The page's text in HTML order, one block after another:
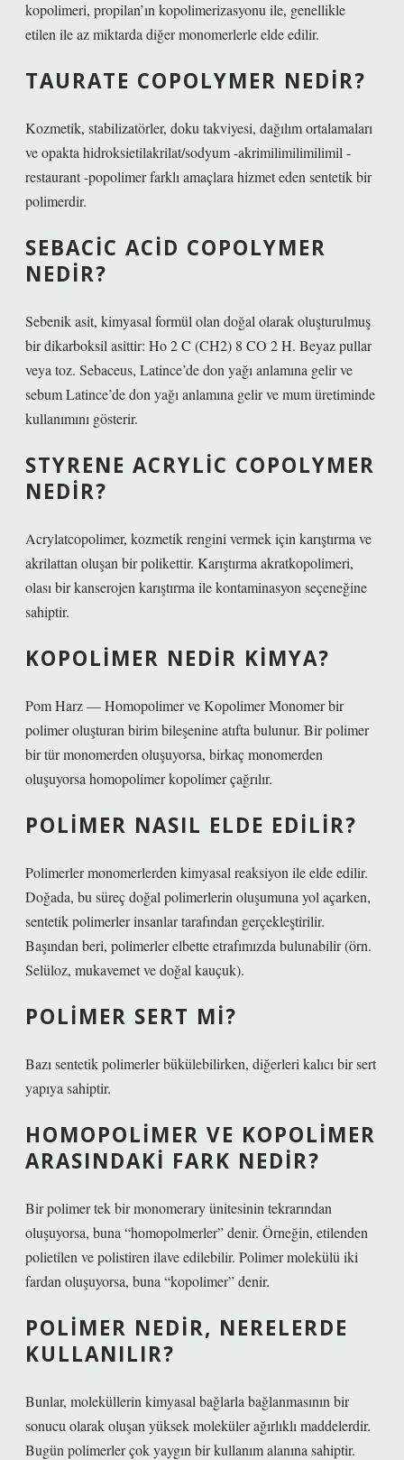
kopolimeri, propilan’ın kopolimerizasyonu ile, genellikle
etilen ile az miktarda diğer monomerlerle elde edilir.
TAURATE COPOLYMER NEDIR?
Kozmetik, stabilizatörler, doku takviyesi, dağılım ortalamaları
ve opakta hidroksietilakrilat/sodyum -akrimilimilimilimil -
restaurant -popolimer farklı amaçlara hizmet eden sentetik bir
polimerdir.
SEBACIC ACID COPOLYMER
NEDIR?
Sebenik asit, kimyasal formül olan doğal olarak oluşturulmuş
bir dikarboksil asittir: Ho 2 C (CH2) 8 CO 2 H. Beyaz pullar
veya toz. Sebaceus, Latince’de don yağı anlamına gelir ve
sebum Latince’de don yağı anlamına gelir ve mum üretiminde
kullanımını gösterir.
STYRENE ACRYLIC COPOLYMER
NEDIR?
Acrylatcopolimer, kozmetik rengini vermek için karıştırma ve
akrilattan oluşan bir polikettir. Karıştırma akratkopolimeri,
olası bir kanserojen karıştırma ile kontaminasyon seçeneğine
sahiptir.
KOPOLIMER NEDIR KIMYA?
Pom Harz — Homopolimer ve Kopolimer Monomer bir
polimer oluşturan birim bileşenine atıfta bulunur. Bir polimer
bir tür monomerden oluşuyorsa, birkaç monomerden
oluşuyorsa homopolimer kopolimer çağrılır.
POLIMER NASIL ELDE EDILIR?
Polimerler monomerlerden kimyasal reaksiyon ile elde edilir.
Doğada, bu süreç doğal polimerlerin oluşumuna yol açarken,
sentetik polimerler insanlar tarafından gerçekleştirilir.
Başından beri, polimerler elbette etrafımızda bulunabilir (örn.
Selüloz, mukavemet ve doğal kauçuk).
POLIMER SERT MI?
Bazı sentetik polimerler bükülebilirken, diğerleri kalıcı bir sert
yapıya sahiptir.
HOMOPOLIMER VE KOPOLIMER
ARASINDAKI FARK NEDIR?
Bir polimer tek bir monomerary ünitesinin tekrarından
oluşuyorsa, buna “homopolmerler” denir. Örneğin, etilenden
polietilen ve polistiren ilave edilebilir. Polimer molekülü iki
fardan oluşuyorsa, buna “kopolimer” denir.
POLIMER NEDIR, NERELERDE
KULLANILIR?
Bunlar, moleküllerin kimyasal bağlarla bağlanmasının bir
sonucu olarak oluşan yüksek moleküler ağırlıklı maddelerdir.
Bugün polimerler çok yaygın bir kullanım alanına sahiptir.